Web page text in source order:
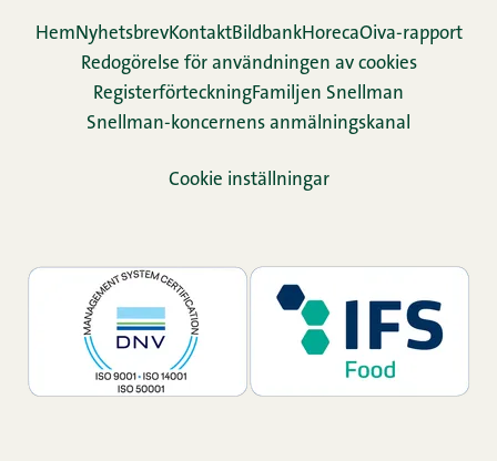
HemNyhetsbrevKontaktBildbankHorecaOiva-rapport
Redogörelse för användningen av cookies
Re­gis­ter­för­teck­ningFamiljen Snellman
Snellman-koncernens anmälningskanal
Cookie inställningar